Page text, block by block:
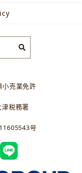
売業免許
税務署
号